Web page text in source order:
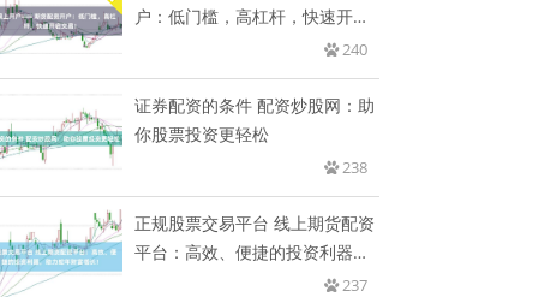
户：低门槛，高杠杆，快速开启
240
证券配资的条件 配资炒股网：助
你股票投资更轻松
238
正规股票交易平台 线上期货配资
平台：高效、便捷的投资利器，
237